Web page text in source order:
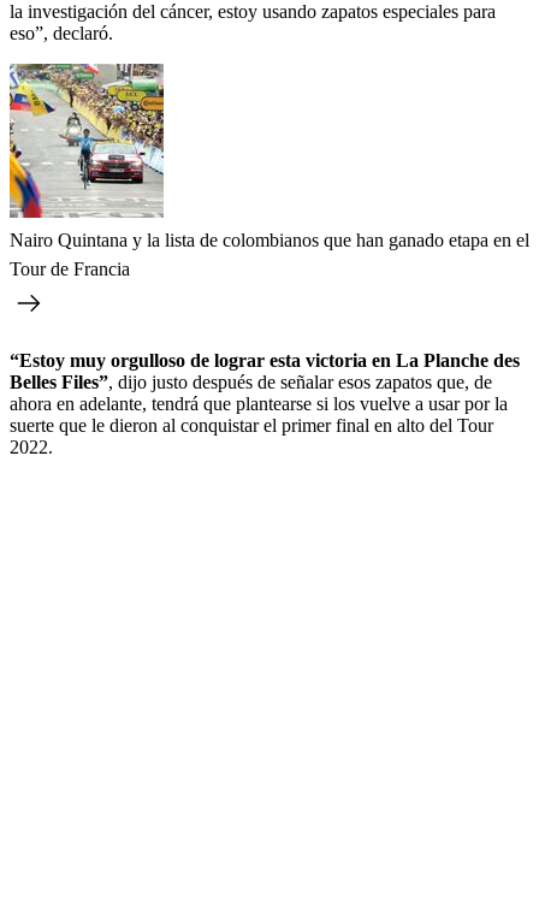
la investigación del cáncer, estoy usando zapatos especiales para
eso”, declaró.
Nairo Quintana y la lista de colombianos que han ganado etapa en el
Tour de Francia
“Estoy muy orgulloso de lograr esta victoria en La Planche des
Belles Files”, dijo justo después de señalar esos zapatos que, de
ahora en adelante, tendrá que plantearse si los vuelve a usar por la
suerte que le dieron al conquistar el primer final en alto del Tour
2022.